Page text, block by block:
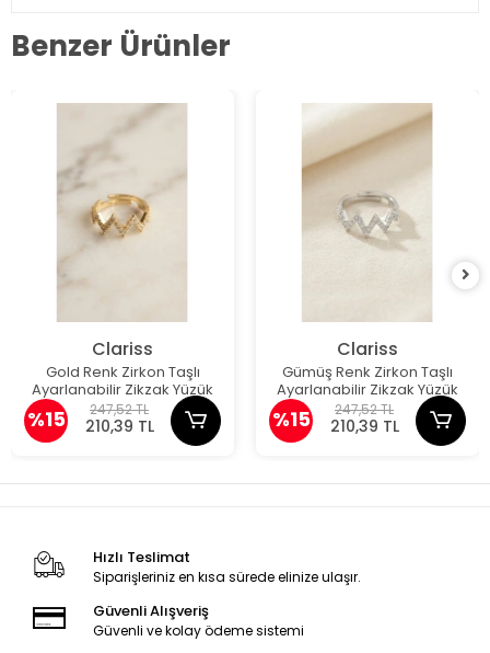
Benzer Ürünler
Clariss
Gold Renk Zirkon Taşlı
Ayarlanabilir Zikzak Yüzük
%15 247,52 TL
210,39 TL
Clariss
Gümüş Renk Zirkon Taşlı
Ayarlanabilir Zikzak Yüzük
%15 247,52 TL
210,39 TL
Hızlı Teslimat
Siparişleriniz en kısa sürede elinize ulaşır.
Güvenli Alışveriş
Güvenli ve kolay ödeme sistemi